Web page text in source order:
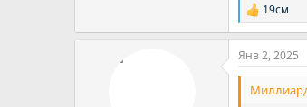
Р
е
а
к
ц
и
19см
Янв 2, 2025